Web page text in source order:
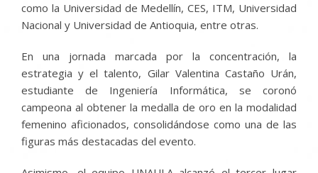
como la Universidad de Medellín, CES, ITM, Universidad
Nacional y Universidad de Antioquia, entre otras.
En una jornada marcada por la concentración, la
estrategia y el talento, Gilar Valentina Castaño Urán,
estudiante de Ingeniería Informática, se coronó
campeona al obtener la medalla de oro en la modalidad
femenino aficionados, consolidándose como una de las
figuras más destacadas del evento.